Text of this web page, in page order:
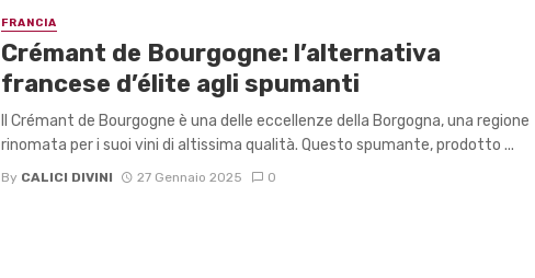
FRANCIA
Crémant de Bourgogne: l’alternativa
francese d’élite agli spumanti
Il Crémant de Bourgogne è una delle eccellenze della Borgogna, una regione
rinomata per i suoi vini di altissima qualità. Questo spumante, prodotto ...
By CALICI DIVINI 27 Gennaio 2025 0